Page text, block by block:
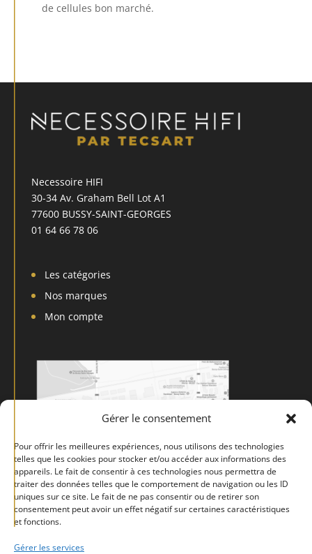
Gérer le consentement
Pour offrir les meilleures expériences, nous utilisons des technologies
telles que les cookies pour stocker et/ou accéder aux informations des
appareils. Le fait de consentir à ces technologies nous permettra de
traiter des données telles que le comportement de navigation ou les ID
uniques sur ce site. Le fait de ne pas consentir ou de retirer son
consentement peut avoir un effet négatif sur certaines caractéristiques
et fonctions.
Gérer les services
de cellules bon marché.
Necessoire HIFI
30-34 Av. Graham Bell Lot A1
77600 BUSSY-SAINT-GEORGES
01 64 66 78 06
Les catégories
Nos marques
Mon compte